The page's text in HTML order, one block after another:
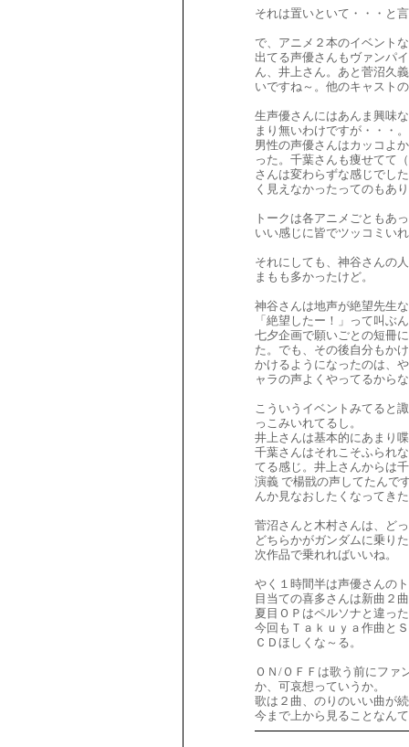
それは置いといて・・・と
で、アニメ２本のイベント
出てる声優さんもヴァンパ
ん、井上さん。あと菅沼久
いですね～。他のキャスト
生声優さんにはあんま興味
まり無いわけですが・・・
男性の声優さんはカッコよ
った。千葉さんも痩せてて
さんは変わらずな感じでし
く見えなかったってのもあ
トークは各アニメごともあ
いい感じに皆でツッコミい
それにしても、神谷さんの
まもも多かったけど。
神谷さんは地声が絶望先生
「絶望したー！」って叫ぶ
七夕企画で願いごとの短冊
た。でも、その後自分もか
かけるようになったのは、
ャラの声よくやってるから
こういうイベントみてると
っこみいれてるし。
井上さんは基本的にあまり
千葉さんはそれこそふられ
てる感じ。井上さんからは
演義 で楊戩の声してたんで
んか見なおしたくなってき
菅沼さんと木村さんは、ど
どちらかがガンダムに乗り
次作品で乗れればいいね。
やく１時間半は声優さんの
目当ての喜多さんは新曲２
夏目ＯＰはペルソナと違っ
今回もＴａｋｕｙａ作曲と
ＣＤほしくな～る。
ＯＮ/ＯＦＦは歌う前にファ
か、可哀想っていうか。
歌は２曲、のりのいい曲が
今まで上から見ることなん